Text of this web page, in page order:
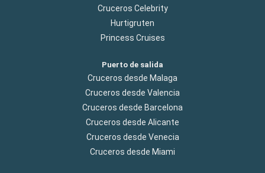
Cruceros Celebrity
Hurtigruten
Princess Cruises
Puerto de salida
Cruceros desde Malaga
Cruceros desde Valencia
Cruceros desde Barcelona
Cruceros desde Alicante
Cruceros desde Venecia
Cruceros desde Miami